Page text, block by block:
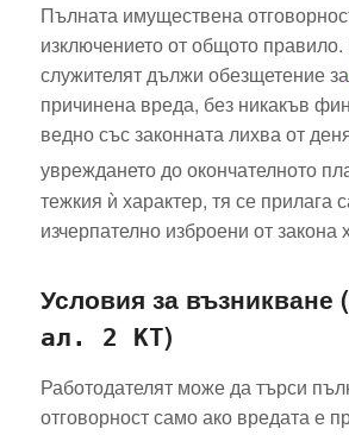
Пълната имуществена
изключението от общото
служителят дължи обезщетение за
причинена вреда, без никакъв
ведно със законната лихва от
увреждането до окончателното
тежкия ѝ характер, тя се прилага
изчерпателно изброени от закона
Условия за възникване (
ал. 2 КТ)
Работодателят може да търси
отговорност само ако вредата е